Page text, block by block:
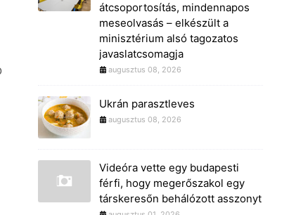
átcsoportosítás, mindennapos
meseolvasás – elkészült a
minisztérium alsó tagozatos
javaslatcsomagja
augusztus 08, 2026
Ukrán parasztleves
augusztus 08, 2026
Videóra vette egy budapesti
férfi, hogy megerőszakol egy
társkeresőn behálózott asszonyt